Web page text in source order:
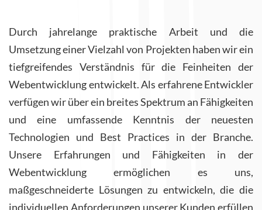
Durch jahrelange praktische Arbeit und die
Umsetzung einer Vielzahl von Projekten haben wir ein
tiefgreifendes Verständnis für die Feinheiten der
Webentwicklung entwickelt. Als erfahrene Entwickler
verfügen wir über ein breites Spektrum an Fähigkeiten
und eine umfassende Kenntnis der neuesten
Technologien und Best Practices in der Branche.
Unsere Erfahrungen und Fähigkeiten in der
Webentwicklung ermöglichen es uns,
maßgeschneiderte Lösungen zu entwickeln, die die
individuellen Anforderungen unserer Kunden erfüllen